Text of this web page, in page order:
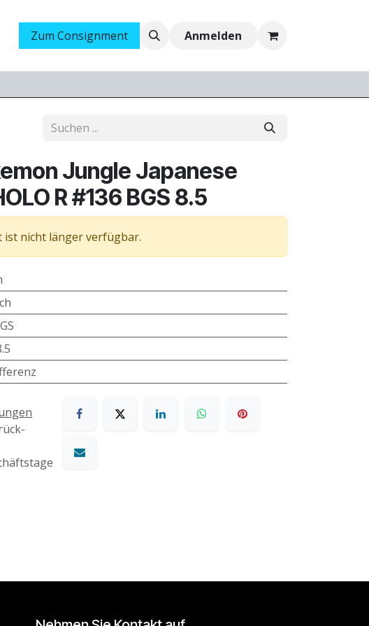
Messen Ankauf Jobs
Zum Consignment Anmelden
Jungle Japanese
R #136 BGS 8.5
ist nicht länger verfügbar.